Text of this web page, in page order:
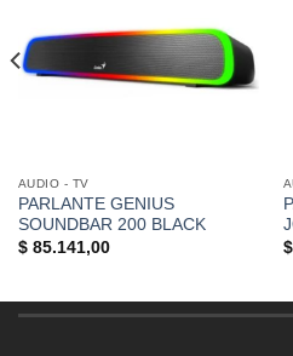
AUDIO - TV
PARLANTE GENIUS
SOUNDBAR 200 BLACK
$85.141,00
$